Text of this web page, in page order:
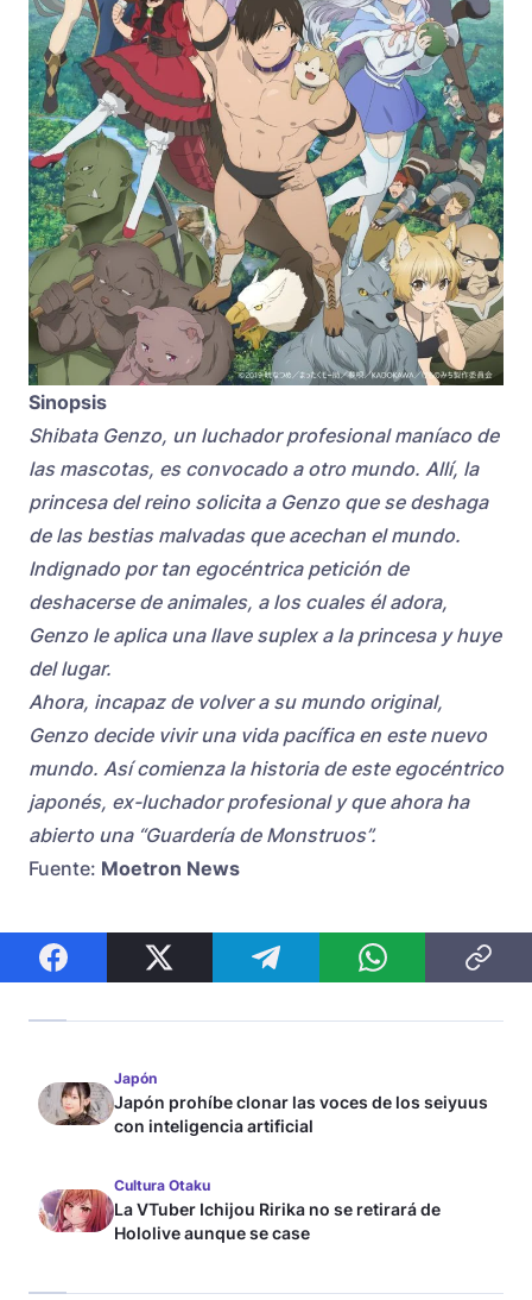
Sinopsis
Shibata Genzo, un luchador profesional maníaco de
las mascotas, es convocado a otro mundo. Allí, la
princesa del reino solicita a Genzo que se deshaga
de las bestias malvadas que acechan el mundo.
Indignado por tan egocéntrica petición de
deshacerse de animales, a los cuales él adora,
Genzo le aplica una llave suplex a la princesa y huye
del lugar.
Ahora, incapaz de volver a su mundo original,
Genzo decide vivir una vida pacífica en este nuevo
mundo. Así comienza la historia de este egocéntrico
japonés, ex-luchador profesional y que ahora ha
abierto una “Guardería de Monstruos”.
Fuente: Moetron News
Japón
Japón prohíbe clonar las voces de los seiyuus
con inteligencia artificial
Cultura Otaku
La VTuber Ichijou Ririka no se retirará de
Hololive aunque se case